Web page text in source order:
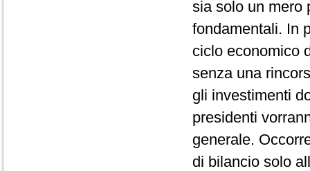
sia solo un mero
fondamentali. In
ciclo economico
senza una
gli investimenti
presidenti
generale.
di bilancio solo